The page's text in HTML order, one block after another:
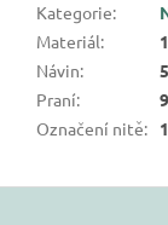
Kategorie:
Materiál:
Návin:
Praní:
Označení nitě: